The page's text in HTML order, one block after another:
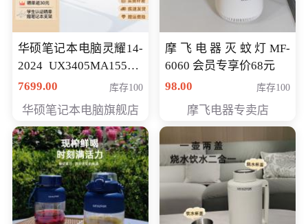
华硕笔记本电脑灵耀14-
2024 UX3405MA155夜
空蓝 oled 智慧轻薄本 会
7699.00 库存100
华硕笔记本电脑旗舰店
摩飞电器灭蚊灯MF-
6060 会员专享价68元
98.00
库存100
摩飞电器专卖店